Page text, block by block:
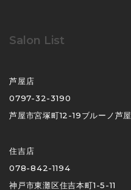
Salon List
芦屋店
0797-32-3190
芦屋市宮塚町12-19ブルーノ芦屋
住吉店
078-842-1194
神戸市東灘区住吉本町1-5-11